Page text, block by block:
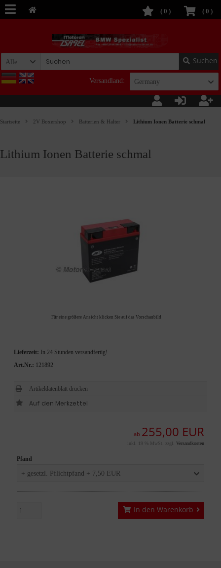
( 0 )
( 0 )
Alle Suchen
Versandland: Germany
Startseite 2V Boxershop Batterien & Halter Lithium Ionen Batterie schmal
Lithium Ionen Batterie schmal
Für eine größere Ansicht klicken Sie auf das Vorschaubild
ab 255,00 EUR
inkl. 19 % MwSt. zzgl. Versandkosten
Pfand
+ gesetzl. Pflichtpfand + 7,50 EUR
In den Warenkorb
Lieferzeit:
In 24 Stunden versandfertig!
Art.Nr.: 121892
Artikeldatenblatt drucken